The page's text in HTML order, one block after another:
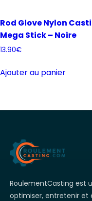
Rod Glove Nylon
Mega Stick – Noire
13.90€
Ajouter au panier
RoulementCasting est
optimiser, entretenir et